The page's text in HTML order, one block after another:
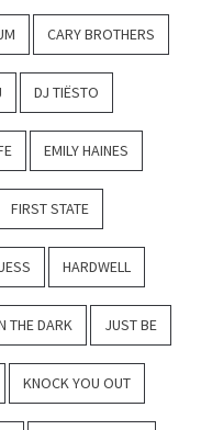
CARY BROTHERS
DJ TIËSTO
EMILY HAINES
FIRST STATE
HARDWELL
THE DARK JUST BE
KNOCK YOU OUT